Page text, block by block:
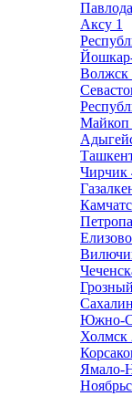
Аксу 1
Волжск
Майкоп
Чирчик
Елизово
Грозный
Южно-
Холмск
Ямало-